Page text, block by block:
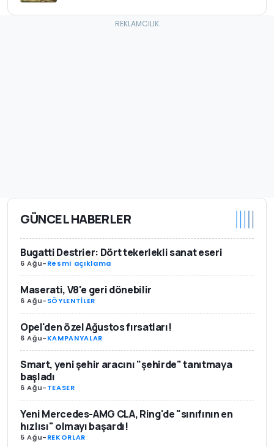
GÜNCEL HABERLER
Bugatti Destrier: Dört tekerlekli sanat eseri
6 Ağu-Resmi açıklama
Maserati, V8'e geri dönebilir
6 Ağu-SÖYLENTİLER
Opel'den özel Ağustos fırsatları!
6 Ağu-KAMPANYALAR
Smart, yeni şehir aracını "şehirde" tanıtmaya
başladı
6 Ağu-TEASER
Yeni Mercedes-AMG CLA, Ring'de "sınıfının en
hızlısı" olmayı başardı!
5 Ağu-REKORLAR